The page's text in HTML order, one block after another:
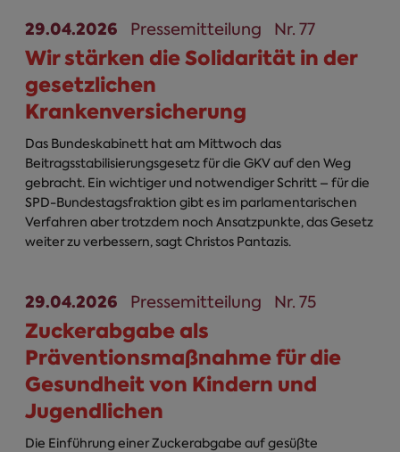
29.04.2026 Pressemitteilung Nr. 77
Wir stärken die Solidarität in der
gesetzlichen
Krankenversicherung
Das Bundeskabinett hat am Mittwoch das
Beitragsstabilisierungsgesetz für die GKV auf den Weg
gebracht. Ein wichtiger und notwendiger Schritt – für die
SPD-Bundestagsfraktion gibt es im parlamentarischen
Verfahren aber trotzdem noch Ansatzpunkte, das Gesetz
weiter zu verbessern, sagt Christos Pantazis.
29.04.2026 Pressemitteilung Nr. 75
Zuckerabgabe als
Präventionsmaßnahme für die
Gesundheit von Kindern und
Jugendlichen
Die Einführung einer Zuckerabgabe auf gesüßte